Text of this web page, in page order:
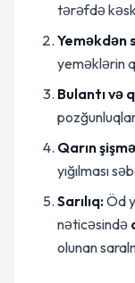
tərəfdə
Yeməkdən
yeməklərin
Bulantı və
Qarın
yığılması
Sarılıq:Öd
nəticəsində
olunan